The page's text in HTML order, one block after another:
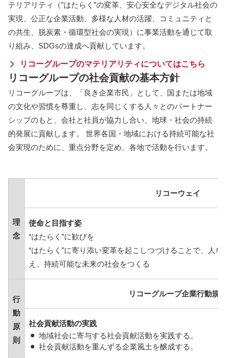
テリアリティ（”はたらく”の変革、安心安全なデジタル社会の
実現、公正な企業活動、多様な人材の活躍、コミュニティと
の共生、脱炭素・循環型社会の実現）に事業活動を通じて取
り組み、SDGsの達成へ貢献しています。
リコーグループのマテリアリティについてはこちら
リコーグループの社会貢献の基本方針
リコーグループは、「良き企業市民」として、国または地域
の文化や習慣を尊重し、志を同じくする人々とのパートナー
シップのもと、会社と社員が協力し合い、地球・社会の持続
的発展に貢献します。 世界各国・地域における持続可能な社
会実現のために、重点分野を定め、各地で活動を行います。
理
念
リコーウェイ
使命と目指す姿​
“はたらく”に歓びを​
“はたらく”に寄り添い変革を起こしつづけることで、人
え、持続可能な未来の社会をつくる​
行
動
原
則
リコーグループ企業行動規
社会貢献活動の実践
地域社会に寄与する社会貢献活動を実践する。
社会貢献活動を重んずる企業風土を醸成する。